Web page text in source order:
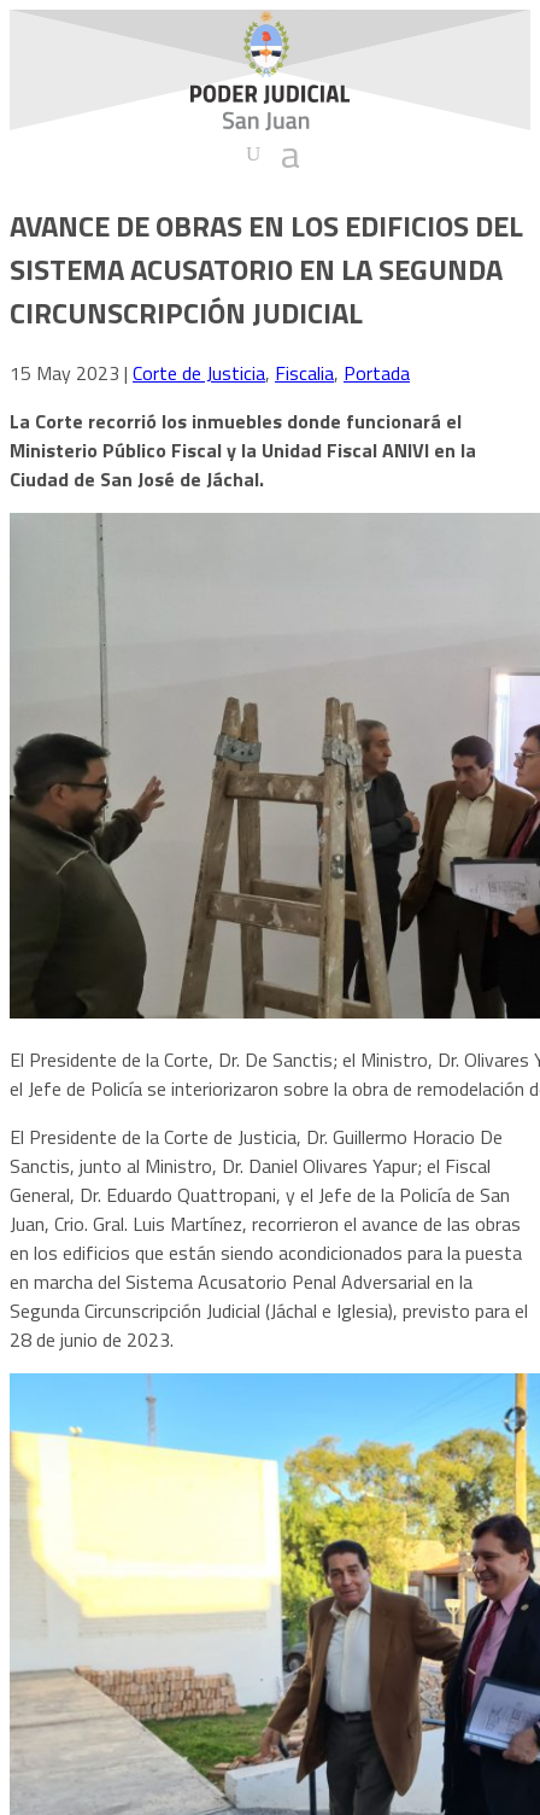
AVANCE DE OBRAS EN LOS EDIFICIOS DEL
SISTEMA ACUSATORIO EN LA SEGUNDA
CIRCUNSCRIPCIÓN JUDICIAL
15 May 2023 | Corte de Justicia, Fiscalia, Portada
La Corte recorrió los inmuebles donde funcionará el
Ministerio Público Fiscal y la Unidad Fiscal ANIVI en la
Ciudad de San José de Jáchal.
El Presidente de la Corte, Dr. De Sanctis; el Ministro, Dr. Olivares
el Jefe de Policía se interiorizaron sobre la obra de remodelación
El Presidente de la Corte de Justicia, Dr. Guillermo Horacio De
Sanctis, junto al Ministro, Dr. Daniel Olivares Yapur; el Fiscal
General, Dr. Eduardo Quattropani, y el Jefe de la Policía de San
Juan, Crio. Gral. Luis Martínez, recorrieron el avance de las obras
en los edificios que están siendo acondicionados para la puesta
en marcha del Sistema Acusatorio Penal Adversarial en la
Segunda Circunscripción Judicial (Jáchal e Iglesia), previsto para el
28 de junio de 2023.